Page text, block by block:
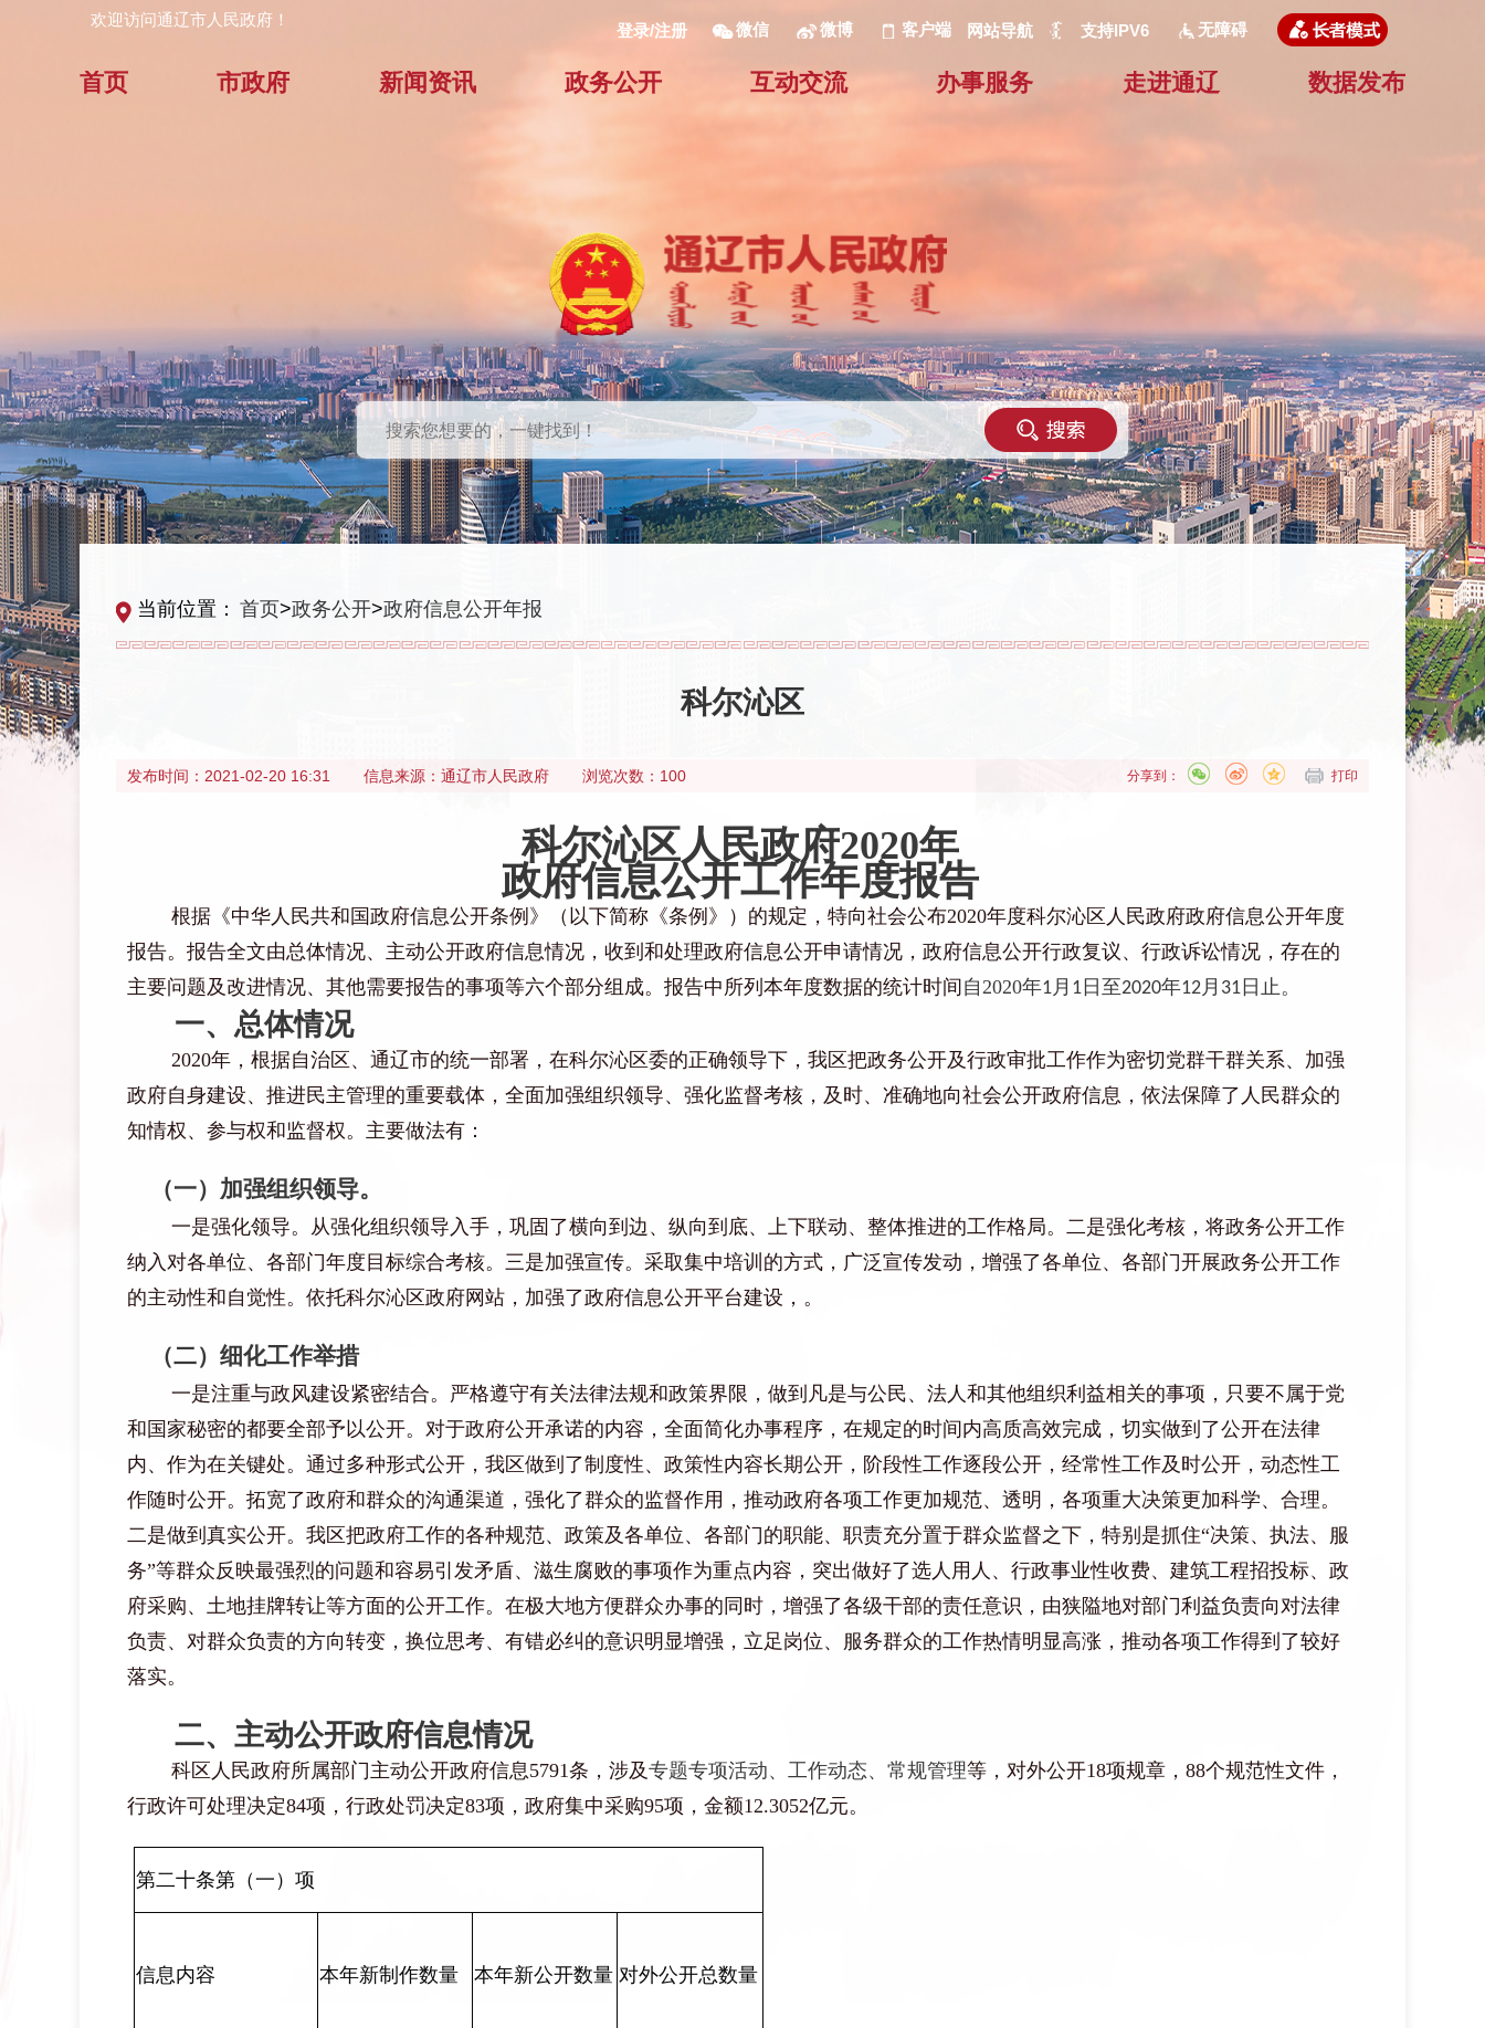
欢迎访问通辽市人民政府！
登录/注册 微信 微博 客户端 网站导航 支持IPV6 无障碍
首页 市政府 新闻资讯 政务公开 互动交流 办事服务 走进通辽 数据发布
当前位置： 首页>政务公开>政府信息公开年报
科尔沁区
发布时间： 2021-02-20 16:31 信息来源： 通辽市人民政府 浏览次数：100 打印
分享到：
科尔沁区人民政府2020年
政府信息公开工作年度报告
根据《中华人民共和国政府信息公开条例》（以下简称《条例》）的规定， 特向社会公布2020年度科尔沁区人民政府政府信息公开年度
报告。报告全文由总体情况、 主动公开政府信息情况， 收到和处理政府信息公开申请情况，政府信息公开行政复议、行政诉讼情况，存在的
主要问题及改进情况、其他需要报告的事项等六个部分组成。报告中所列本年度数据的统计时间 自2020年1月 1 日至2020年12月 31 日止。
一、总体情况
2020年 ，根据自治区、通辽市的统一部署，在科尔沁区委的正确领导下， 我区把政务公开及行政审批工作作为密切党群干群关系、加强
政府自身建设、推进民主管理的重要载体，全面加强组织领导、强化监督考核，及时、准确地向社会公开政府信息，依法保障了人民群众的
知情权、参与权和监督权。主要做法有：
（一） 加强组织领导。
一是强化领导。从强化组织领导入手，巩固了横向到边、纵向到底、上下联动、整体推进的工作格局。 二是强化考核 ， 将政务公开工作
纳入对各单位、各部门年度目标综合考核。 三是加强宣传。采取集中培训 的方式，广泛宣传发动，增强了各单位、各部门开展政务公开工作
的主动性和自觉性。依托科尔沁区政府网站，加强了政府信息公开平台建设，。
（二）细化工作举措
一是注重与政风建设紧密结合。严格遵守有关法律法规和政策界限，做到凡是与公民、法人和其他组织利益相关的事项，只要不属于党
和国家秘密的都要全部予以公开。对于政府公开承诺的内容，全面简化办事程序，在规定的时间内高质高效完成，切实做到了公开在法律
内、作为在关键处。通过多种形式公开，我区做到了制度性、政策性内容长期公开，阶段性工作逐段公开，经常性工作及时公开，动态性工
作随时公开。拓宽了政府和群众的沟通渠道，强化了群众的监督作用，推动政府各项工作更加规范、透明，各项重大决策更加科学、合理。
二是做到真实公开。我区把政府工作的各种规范、政策及各单位、各部门的职能、职责充分置于群众监督之下，特别是抓住“决策、执法、服
务”等群众反映最强烈的问题和容易引发矛盾、滋生腐败的事项作为重点内容，突出做好了选人用人、行政事业性收费、建筑工程招投标、政
府采购、土地挂牌转让等方面的公开工作。在极大地方便群众办事的同时，增强了各级干部的责任意识，由狭隘地对部门利益负责向对法律
负责、对群众负责的方向转变，换位思考、有错必纠的意识明显增强，立足岗位、服务群众的工作热情明显高涨，推动各项工作得到了较好
落实。
二、 主动公开政府信息情况
科区人民政府所属部门主动公开政府信息5791条， 涉及专题专项活动、工作动态、常规管理等， 对外公开18项规章， 88个规范性文件，
行政许可处理决定84项，行政处罚决定83项，政府集中采购95项，金额12.3052亿元。
第二十条第（一）项
信息内容 本年新制作数量 本年新公开数量 对外公开总数量